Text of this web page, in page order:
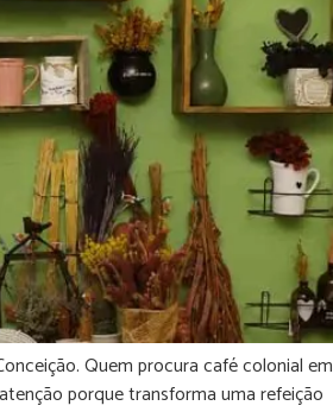
Quem procura café colonial em
porque transforma uma refeição